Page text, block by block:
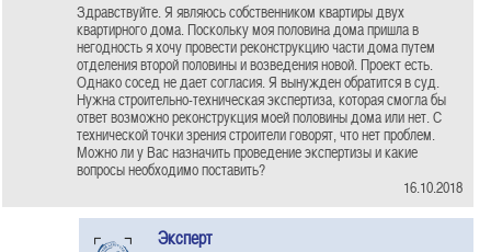
Здравствуйте. Я являюсь собственником квартиры двух
квартирного дома. Поскольку моя половина дома пришла в
негодность я хочу провести реконструкцию части дома путем
отделения второй половины и возведения новой. Проект есть.
Однако сосед не дает согласия. Я вынужден обратится в суд.
Нужна строительно-техническая экспертиза, которая смогла бы
ответ возможно реконструкция моей половины дома или нет. С
технической точки зрения строители говорят, что нет проблем.
Можно ли у Вас назначить проведение экспертизы и какие
вопросы необходимо поставить?
16.10.2018
Эксперт